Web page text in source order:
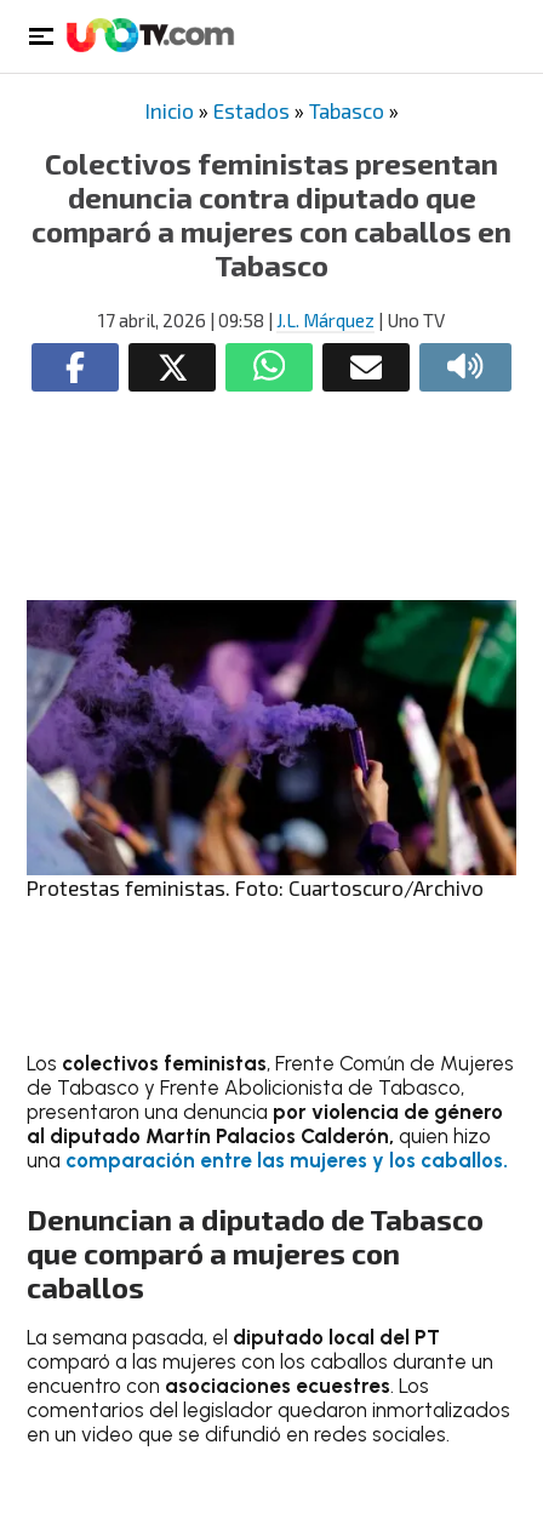
Inicio » Estados » Tabasco »
Colectivos feministas presentan
denuncia contra diputado que
comparó a mujeres con caballos en
Tabasco
17 abril, 2026 | 09:58 | J.L. Márquez | Uno TV
Protestas feministas. Foto: Cuartoscuro/Archivo
Los colectivos feministas, Frente Común de Mujeres
de Tabasco y Frente Abolicionista de Tabasco,
presentaron una denuncia por violencia de género
al diputado Martín Palacios Calderón, quien hizo
una comparación entre las mujeres y los caballos.
Denuncian a diputado de Tabasco
que comparó a mujeres con
caballos
La semana pasada, el diputado local del PT
comparó a las mujeres con los caballos durante un
encuentro con asociaciones ecuestres. Los
comentarios del legislador quedaron inmortalizados
en un video que se difundió en redes sociales.